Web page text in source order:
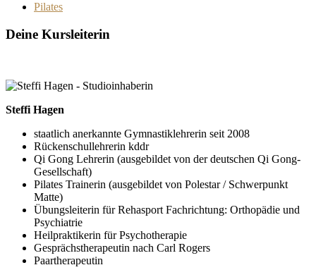
Pilates
Deine Kursleiterin
Steffi Hagen
staatlich anerkannte Gymnastiklehrerin seit 2008
Rückenschullehrerin kddr
Qi Gong Lehrerin (ausgebildet von der deutschen Qi Gong-
Gesellschaft)
Pilates Trainerin (ausgebildet von Polestar / Schwerpunkt
Matte)
Übungsleiterin für Rehasport Fachrichtung: Orthopädie und
Psychiatrie
Heilpraktikerin für Psychotherapie
Gesprächstherapeutin nach Carl Rogers
Paartherapeutin